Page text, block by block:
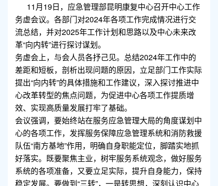
11月19日，应急管理部昆明康复中心召开中心工作
务虚会议。各部门对2024年各项工作完成情况进行交
流总结，并对2025年工作计划和思路以及中心未来改
革“向内转”进行探讨谋划。
务虚会上，与会人员各抒己见。总结2024年工作中的
差距和短板，剖析出现问题的原因，立足部门工作实际
提出“向内转”的具体措施和工作建议，深入探讨推进中
心改革转型的焦点问题，为促进中心各项工作提质增
效、实现高质量发展打牢了基础。
会议强调，要始终站在服务应急管理大局的角度谋划中
心的各项工作，发挥服务保障应急管理系统和消防救援
队伍“南方基地”作用，明确自身职能定位，脚踏实地抓
好落实。既要聚焦主业，树牢服务系统观念，做好服务
系统的各项准备，又要立足实际，提升自身能力，保持
稳定发展。要做到“三转”，一是转思想，深刻认识中心